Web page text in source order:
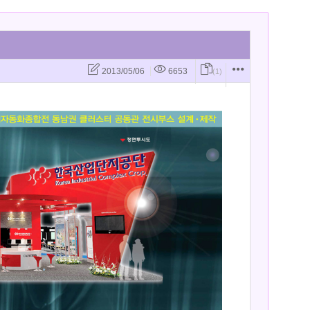
(1)
2013/05/06 6653